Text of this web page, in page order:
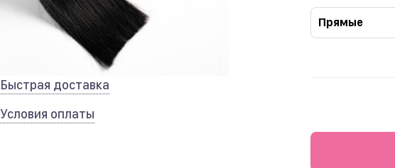
Быстрая доставка
Условия оплаты
Прямые